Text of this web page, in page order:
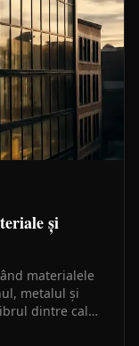
și
materialele
metalul și
dintre cald